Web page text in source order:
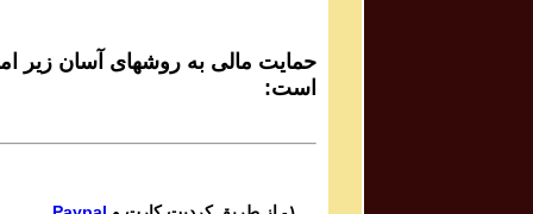
GanjeHozour #1051 Program
GanjeHozour #1050 Program
Parviz Shahbazi - پرویز شهبازی
حمایت مالی به روشهای آسان زیر
است: